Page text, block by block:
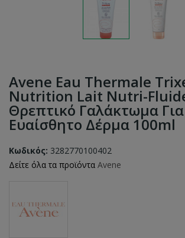
Avene Eau Thermale
Nutrition Lait Nutri-
Θρεπτικό Γαλάκτωμα
Ευαίσθητο Δέρμα 100ml
Κωδικός: 3282770100402
Δείτε όλα τα προϊόντα Avene